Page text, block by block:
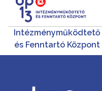
Intézményműködtető
és Fenntartó Központ